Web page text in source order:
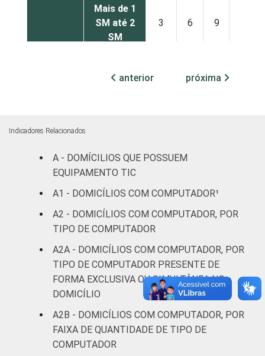
Mais de 1
SM até 2
SM
3 6 9
SM até 3
2 8
SM
SM até 10
SM
0 1 1
SM
0 0 1 0
Não tem
9 3 15 10
Não sabe 3 0
anterior próxima
Indicadores Relacionados
A - DOMÍCILIOS QUE POSSUEM
EQUIPAMENTO TIC
A1 - DOMICÍLIOS COM COMPUTADOR¹
A2 - DOMICÍLIOS COM COMPUTADOR, POR
TIPO DE COMPUTADOR
A2A - DOMICÍLIOS COM COMPUTADOR, POR
TIPO DE COMPUTADOR PRESENTE DE
FORMA EXCLUSIVA OU SIMULTÂNEA NO
DOMICÍLIO
A2B - DOMICÍLIOS COM COMPUTADOR, POR
FAIXA DE QUANTIDADE DE TIPO DE
COMPUTADOR